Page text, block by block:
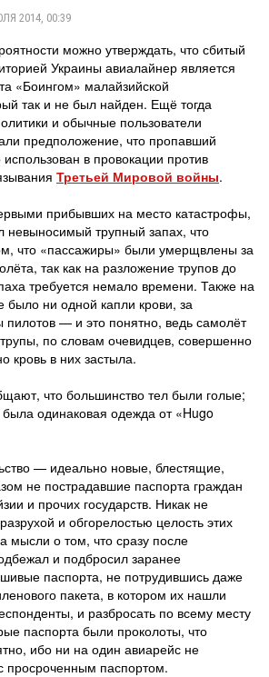
2014, 00:39
можно утверждать, что сбитый
Украины авиалайнер является
«Боингом» малайзийской
так и не был найден. Ещё тогда
и обычные пользователи
предположение, что пропавший
использован в провокации против
Третьей Мировой войны.
прибывших на место катастрофы,
невыносимый трупный запах, что
что «пассажиры» были умерщвлены за
так как на разложение трупов до
требуется немало времени. Также на
было ни одной капли крови, за
— и это понятно, ведь самолёт
по словам очевидцев, совершенно
кровь в них застыла.
что большинство тел были голые;
одинаковая одежда от «Hugo
— идеально новые, блестящие,
не пострадавшие паспорта граждан
и прочих государств. Никак не
и обгорелостью целость этих
мысли о том, что сразу после
и подбросил заранее
паспорта, не потрудившись даже
пакета, в котором их нашли
и разбросать по всему месту
паспорта были проколоты, что
ибо ни на один авиарейс не
просроченным паспортом.